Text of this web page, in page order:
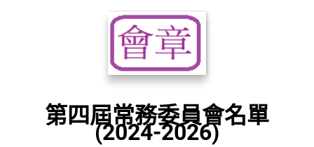
第四屆常務委員會名單
(2024-2026)